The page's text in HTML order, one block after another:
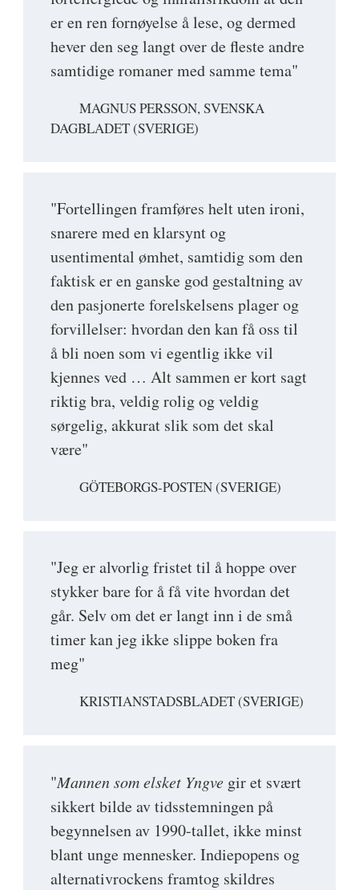
er en ren fornøyelse å lese, og dermed
hever den seg langt over de fleste andre
samtidige romaner med samme tema"
MAGNUS PERSSON, SVENSKA
DAGBLADET (SVERIGE)
"Fortellingen framføres helt uten ironi,
snarere med en klarsynt og
usentimental ømhet, samtidig som den
faktisk er en ganske god gestaltning av
den pasjonerte forelskelsens plager og
forvillelser: hvordan den kan få oss til
å bli noen som vi egentlig ikke vil
kjennes ved … Alt sammen er kort sagt
riktig bra, veldig rolig og veldig
sørgelig, akkurat slik som det skal
være"
GÖTEBORGS-POSTEN (SVERIGE)
"Jeg er alvorlig fristet til å hoppe over
stykker bare for å få vite hvordan det
går. Selv om det er langt inn i de små
timer kan jeg ikke slippe boken fra
meg"
KRISTIANSTADSBLADET (SVERIGE)
"Mannen som elsket Yngve gir et svært
sikkert bilde av tidsstemningen på
begynnelsen av 1990-tallet, ikke minst
blant unge mennesker. Indiepopens og
alternativrockens framtog skildres